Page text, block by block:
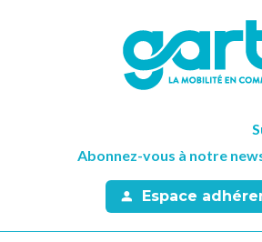
Abonnez-vous à notre
Espace